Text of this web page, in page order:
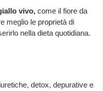
vivo,come il fiore da
meglio le proprietà di
nella dieta quotidiana.
detox, depurative e